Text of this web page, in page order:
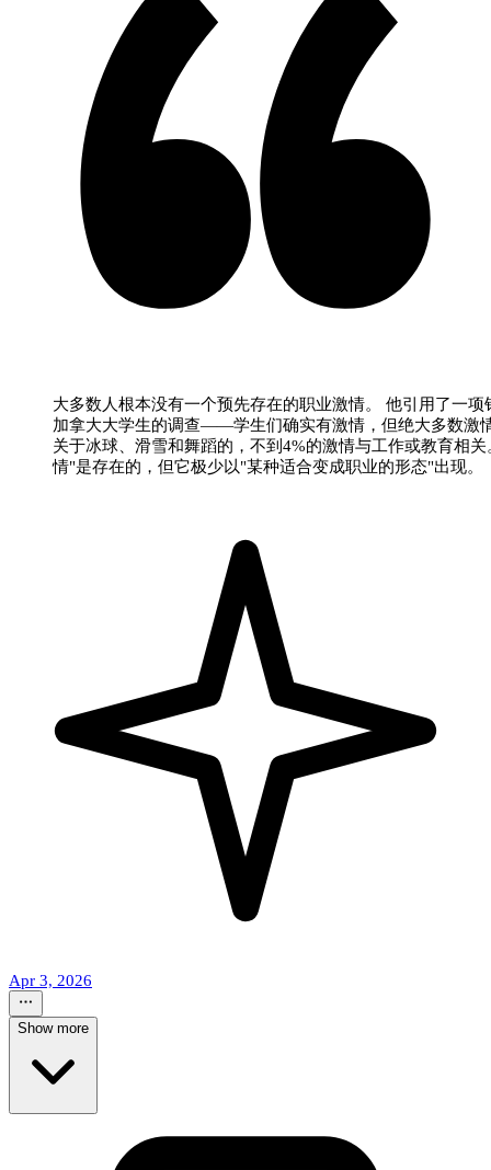
大多数人根本没有一个预先存在的职业激情。 他引用了一项
加拿大大学生的调查——学生们确实有激情，但绝大多数激
关于冰球、滑雪和舞蹈的，不到4%的激情与工作或教育相关
情"是存在的，但它极少以"某种适合变成职业的形态"出现。
Apr 3, 2026
Show more